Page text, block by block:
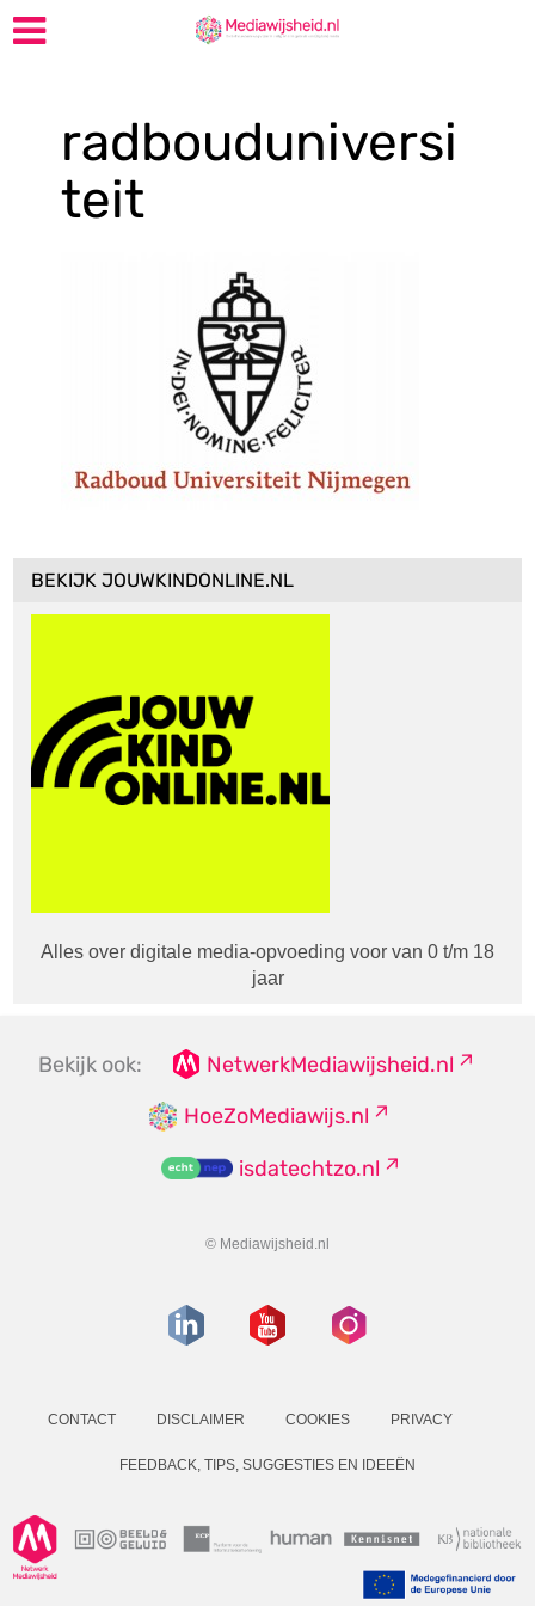
radbouduniversi
teit
BEKIJK JOUWKINDONLINE.NL
Alles over digitale media-opvoeding voor van 0 t/m 18
jaar
Bekijk ook:
NetwerkMediawijsheid.nl
HoeZoMediawijs.nl
isdatechtzo.nl
© Mediawijsheid.nl
CONTACT DISCLAIMER COOKIES PRIVACY
FEEDBACK, TIPS, SUGGESTIES EN IDEEËN